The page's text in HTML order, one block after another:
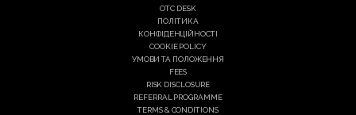
OTC DESK
ПОЛІТИКА
КОНФІДЕНЦІЙНОСТІ
COOKIE POLICY
УМОВИ ТА ПОЛОЖЕННЯ
FEES
RISK DISCLOSURE
REFERRAL PROGRAMME
TERMS & CONDITIONS